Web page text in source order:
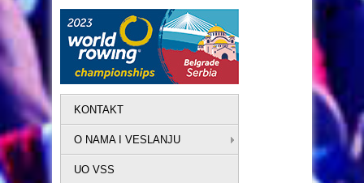
KONTAKT
O NAMA I VESLANJU
UO VSS